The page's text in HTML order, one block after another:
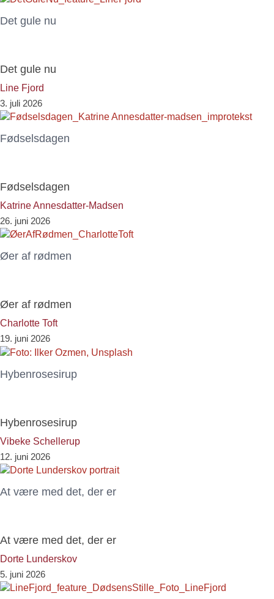
Det gule nu
Det gule nu
Line Fjord
3. juli 2026
Fødselsdagen
Fødselsdagen
Katrine Annesdatter-Madsen
26. juni 2026
Øer af rødmen
Øer af rødmen
Charlotte Toft
19. juni 2026
Hybenrosesirup
Hybenrosesirup
Vibeke Schellerup
12. juni 2026
At være med det, der er
At være med det, der er
Dorte Lunderskov
5. juni 2026